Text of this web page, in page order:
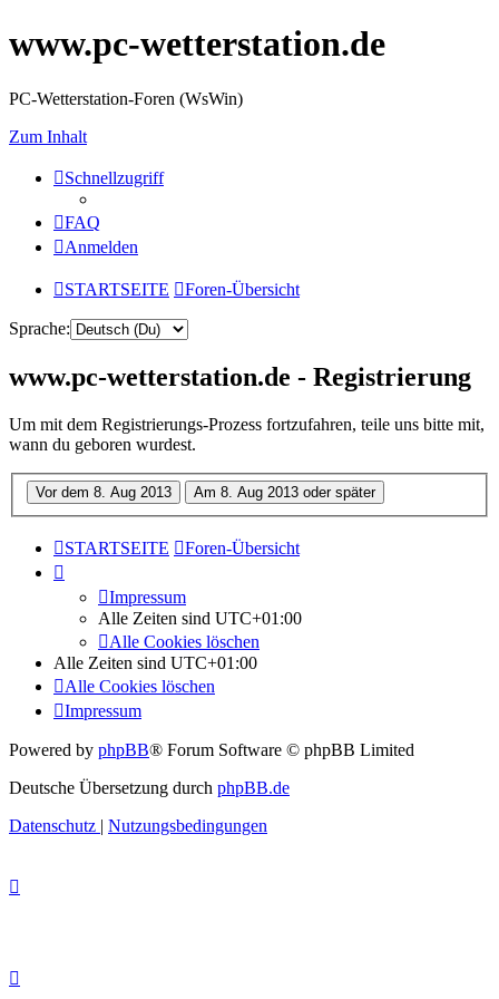
www.pc-wetterstation.de
PC-Wetterstation-Foren (WsWin)
Zum Inhalt
Schnellzugriff
FAQ
Anmelden
STARTSEITE Foren-Übersicht
Sprache:
www.pc-wetterstation.de - Registrierung
Um mit dem Registrierungs-Prozess fortzufahren, teile uns bitte mit,
wann du geboren wurdest.
STARTSEITE Foren-Übersicht
Impressum
Alle Zeiten sind UTC+01:00
Alle Cookies löschen
Alle Zeiten sind UTC+01:00
Alle Cookies löschen
Impressum
Powered by phpBB® Forum Software © phpBB Limited
Deutsche Übersetzung durch phpBB.de
Datenschutz | Nutzungsbedingungen